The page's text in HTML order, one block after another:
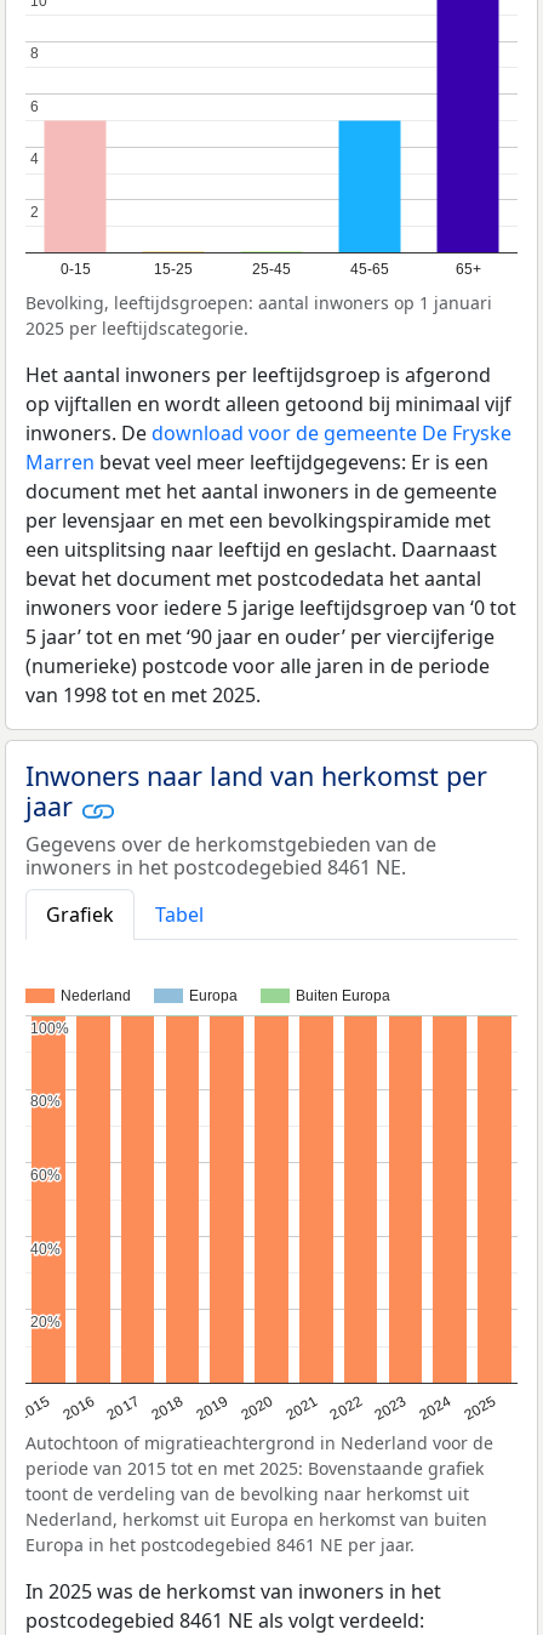
0-15 15-25 25-45 45-65 65+
2
2
4
4
6
6
8
8
Bevolking, leeftijdsgroepen: aantal inwoners op 1 januari
2025 per leeftijdscategorie.
Het aantal inwoners per leeftijdsgroep is afgerond
op vijftallen en wordt alleen getoond bij minimaal vijf
inwoners. Dedownload voor de gemeente De Fryske
Marren bevat veel meer leeftijdgegevens: Er is een
document met het aantal inwoners in de gemeente
per levensjaar en met een bevolkingspiramide met
een uitsplitsing naar leeftijd en geslacht. Daarnaast
bevat het document met postcodedata het aantal
inwoners voor iedere 5 jarige leeftijdsgroep van ‘0 tot
5 jaar’ tot en met ‘90 jaar en ouder’ per viercijferige
(numerieke) postcode voor alle jaren in de periode
van 1998 tot en met 2025.
Inwoners naar land van herkomst per
jaar
Gegevens over de herkomstgebieden van de
inwoners in het postcodegebied 8461 NE.
Grafiek
Tabel
Nederland Europa Buiten Europa
2015 2016 2017 2018 2019 2020 2021 2022 2023 2024 2025
20%
20%
40%
40%
60%
60%
80%
80%
100%
100%
Autochtoon of migratieachtergrond in Nederland voor de
periode van 2015 tot en met 2025: Bovenstaande grafiek
toont de verdeling van de bevolking naar herkomst uit
Nederland, herkomst uit Europa en herkomst van buiten
Europa in het postcodegebied 8461 NE per jaar.
In 2025 was de herkomst van inwoners in het
postcodegebied 8461 NE als volgt verdeeld: